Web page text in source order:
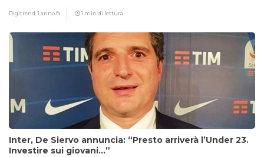
Digitrend,1 anno fa 1 min di lettura
Inter, De Siervo annuncia: “Presto arriverà l’Under 23.
Investire sui giovani…”